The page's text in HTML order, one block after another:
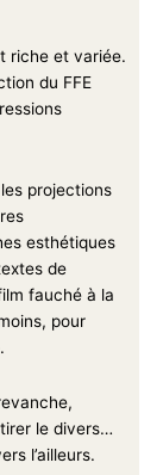
riche et variée.
du FFE
projections
esthétiques
de
fauché à la
pour
le divers…
l’ailleurs.